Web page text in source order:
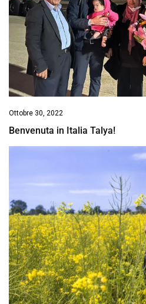
Ottobre 30, 2022
Benvenuta in Italia Talya!